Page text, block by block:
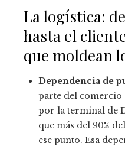
La logística:
hasta el
que moldean
Dependencia de
parte del
por la terminal de
que más del 90%
ese punto. Esa